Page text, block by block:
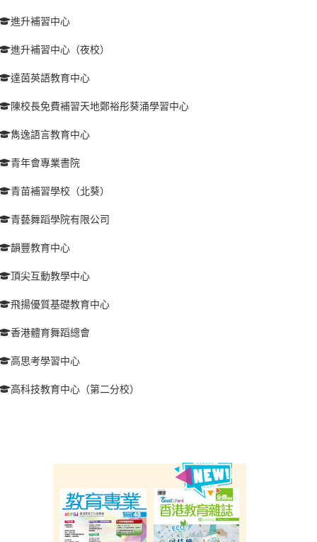
進升補習中心
進升補習中心（夜校）
達茵英語教育中心
陳校長免費補習天地鄭裕彤葵涌學習中心
雋逸語言教育中心
青年會專業書院
青苗補習學校（北葵）
青藝舞蹈學院有限公司
韻豐教育中心
頂尖互動教學中心
飛揚優質基礎教育中心
香港體育舞蹈總會
高思考學習中心
高科技教育中心（第二分校）